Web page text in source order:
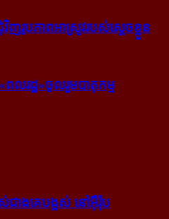
ញ​រូបភាព​អាស្រូវ​របស់​ស្ដេច​ខ្លួន
លរដ្ឋ»​ចូលរួម​បាតុកម្ម
ស់​ជាង​គេ​បង្អស់ នៅ​អ៊ឺរ៉ុប